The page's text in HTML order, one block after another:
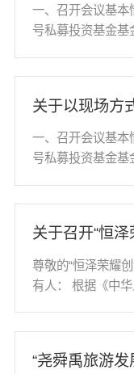
一、召开会议基本情况 根据《佳禾正
号私募投资基金基
一、召开会议基本情况 根据《佳禾正
号私募投资基金基
尊敬的“恒泽荣耀
有人： 根据《中
金份额...